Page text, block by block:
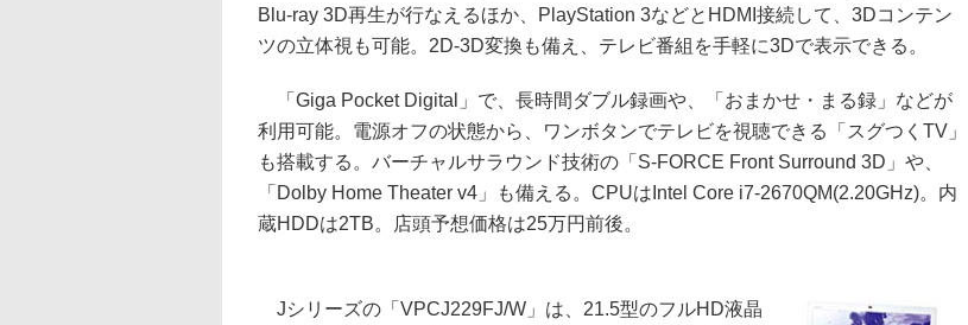
Blu-ray 3D再生が行なえるほか、PlayStation 3などとHDMI接続して、3Dコンテン
ツの立体視も可能。2D-3D変換も備え、テレビ番組を手軽に3Dで表示できる。
「Giga Pocket Digital」で、長時間ダブル録画や、「おまかせ・まる録」などが
利用可能。電源オフの状態から、ワンボタンでテレビを視聴できる「スグつくTV」
も搭載する。バーチャルサラウンド技術の「S-FORCE Front Surround 3D」や、
「Dolby Home Theater v4」も備える。CPUはIntel Core i7-2670QM(2.20GHz)。内
蔵HDDは2TB。店頭予想価格は25万円前後。
Jシリーズの「VPCJ229FJ/W」は、21.5型のフルHD液晶